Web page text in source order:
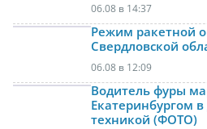
06.08 в 14:37
Режим ракетной
Свердловской
06.08 в 12:09
Водитель фуры
Екатеринбургом
техникой (ФОТО)